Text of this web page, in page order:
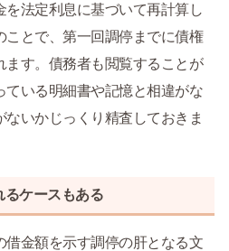
法定利息に基づいて再計算し
ことで、第一回調停までに債権
す。債務者も閲覧することが
ている明細書や記憶と相違がな
いかじっくり精査しておきま
るケースもある
金額を示す調停の肝となる文